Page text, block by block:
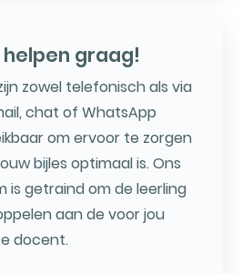
helpen graag!
zowel telefonisch als via
chat of WhatsApp
om ervoor te zorgen
bijles optimaal is. Ons
is getraind om de leerling
aan de voor jou
docent.